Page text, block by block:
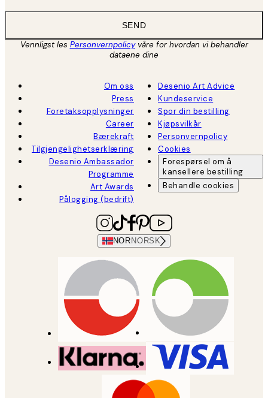
SEND
Vennligst les Personvernpolicyvåre for hvordan vi behandler
dataene dine
Om oss
Press
Foretaksopplysninger
Career
Bærekraft
Tilgjengelighetserklæring
Desenio Ambassador
Programme
Art Awards
Pålogging (bedrift)
Desenio Art Advice
Kundeservice
Spor din bestilling
Kjøpsvilkår
Personvernpolicy
Cookies
Forespørsel om å
kansellere bestilling
Behandle cookies
NOR NORSK